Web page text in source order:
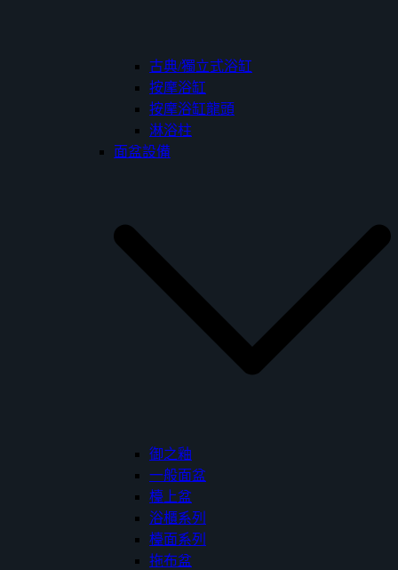
古典/獨立式浴缸
按摩浴缸
按摩浴缸龍頭
淋浴柱
面盆設備
御之釉
一般面盆
檯上盆
浴櫃系列
檯面系列
拖布盆